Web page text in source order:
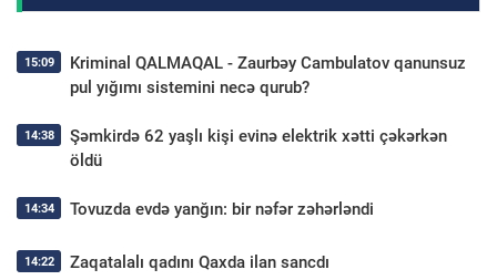
15:09
Kriminal QALMAQAL - Zaurbəy Cambulatov qanunsuz
pul yığımı sistemini necə qurub?
14:38
Şəmkirdə 62 yaşlı kişi evinə elektrik xətti çəkərkən
öldü
14:34 Tovuzda evdə yanğın: bir nəfər zəhərləndi
14:22 Zaqatalalı qadını Qaxda ilan sancdı